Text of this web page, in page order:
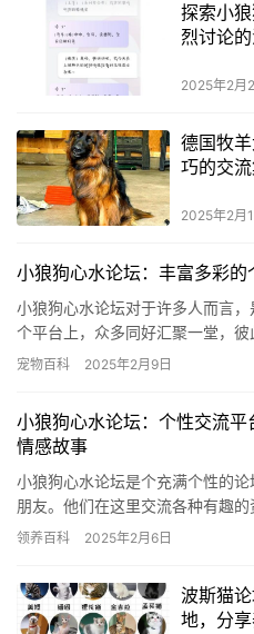
探索小
烈讨论
2025年2月
德国牧
巧的交
2025年2月
小狼狗心水论坛：丰富多彩的
小狼狗心水论坛对于许多人而言
个平台上，众多同好汇聚一堂，
彩，涵盖了众多独特主题。这里洋
宠物百科 2025年2月9日
小狼狗心水论坛：个性交流
情感故事
小狼狗心水论坛是个充满个性的
朋友。他们在这里交流各种有趣
分享独特观点的场所。 论坛上，
领养百科 2025年2月6日
波斯猫
地，分